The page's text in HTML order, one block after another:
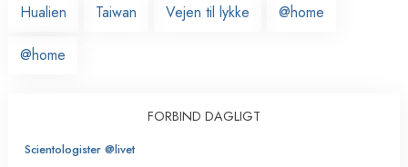
Hualien
Taiwan Vejen til lykke @home
@home
FORBIND DAGLIGT
Scientologister @livet